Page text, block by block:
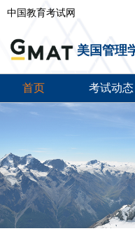
中国教育考试网
美国管理
首页 考试动态